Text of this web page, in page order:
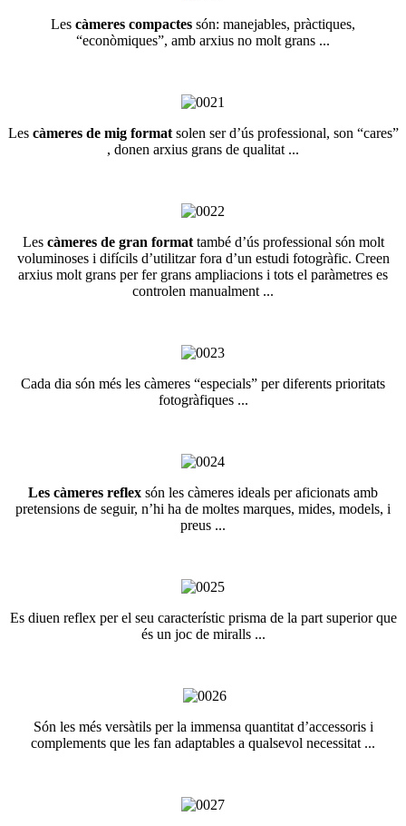
Les càmeres compactes són: manejables, pràctiques,
“econòmiques”, amb arxius no molt grans ...
Les càmeres de mig formatsolen ser d’ús professional, son “cares”
, donen arxius grans de qualitat ...
Les càmeres de gran formattambé d’ús professional són molt
voluminoses i difícils d’utilitzar fora d’un estudi fotogràfic. Creen
arxius molt grans per fer grans ampliacions i tots el paràmetres es
controlen manualment ...
Cada dia són més les càmeres “especials” per diferents prioritats
fotogràfiques ...
Les càmeres reflex són les càmeres ideals per aficionats amb
pretensions de seguir, n’hi ha de moltes marques, mides, models, i
preus ...
Es diuen reflex per el seu característic prisma de la part superior que
és un joc de miralls ...
Són les més versàtils per la immensa quantitat d’accessoris i
complements que les fan adaptables a qualsevol necessitat ...